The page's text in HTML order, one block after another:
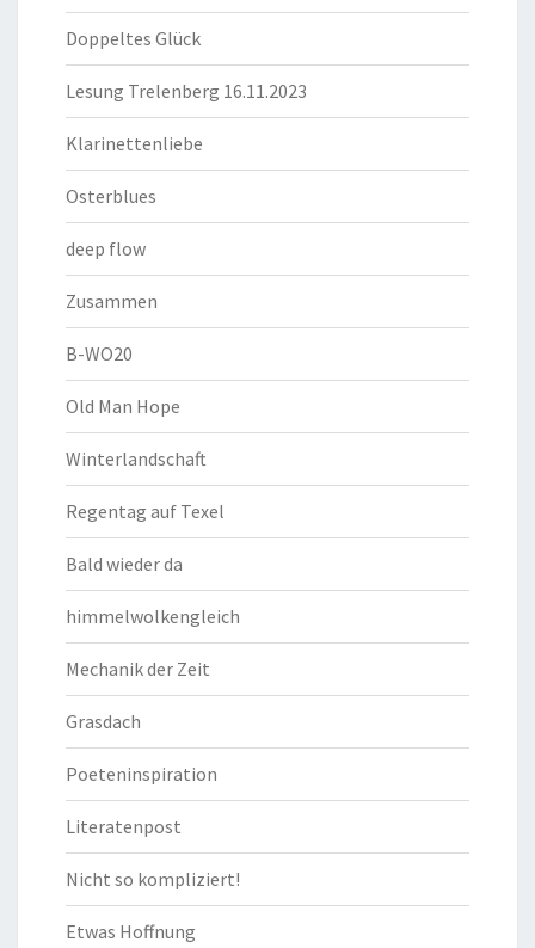
Doppeltes Glück
Lesung Trelenberg 16.11.2023
Klarinettenliebe
Osterblues
deep flow
Zusammen
B-WO20
Old Man Hope
Winterlandschaft
Regentag auf Texel
Bald wieder da
himmelwolkengleich
Mechanik der Zeit
Grasdach
Poeteninspiration
Literatenpost
Nicht so kompliziert!
Etwas Hoffnung